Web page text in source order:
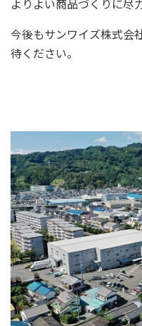
よりよい商品づくりに尽
今後もサンワイズ株式会
待ください。